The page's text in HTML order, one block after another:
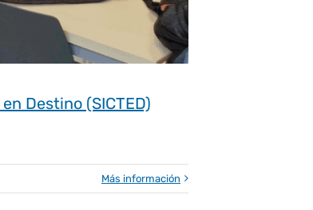
Destino (SICTED)
Más información